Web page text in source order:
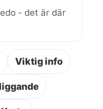
- det är där
Viktig info